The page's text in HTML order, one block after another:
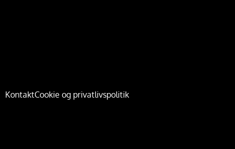
KontaktCookie og privatlivspolitik